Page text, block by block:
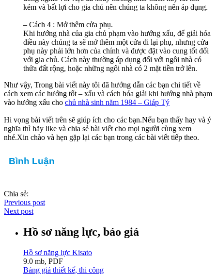
kém và bất lợi cho gia chủ nên chúng ta không nên áp dụng.
– Cách 4 : Mở thêm cửa phụ.
Khi hướng nhà của gia chủ phạm vào hướng xấu, để giải hóa
điều này chúng ta sẽ mở thêm một cửa đi lại phụ, nhưng cửa
phụ này phải lớn hơn của chính và được đặt vào cung tốt đối
với gia chủ. Cách này thường áp dụng đối với ngôi nhà có
thửa đất rộng, hoặc những ngôi nhà có 2 mặt tiền trở lên.
Như vậy, Trong bài viết này tôi đã hướng dẫn các bạn chi tiết về
cách xem các hướng tốt – xấu và cách hóa giải khi hướng nhà phạm
vào hướng xấu cho chủ nhà sinh năm 1984 – Giáp Tý
Hi vọng bài viết trên sẽ giúp ích cho các bạn.Nếu bạn thấy hay và ý
nghĩa thì hãy like và chia sẻ bài viết cho mọi người cùng xem
nhé. Xin chào và hẹn gặp lại các bạn trong các bài viết tiếp theo.
Bình Luận
Chia sẻ:
Previous post
Next post
Hồ sơ năng lực, báo giá
Hồ sơ năng lực Kisato
9.0 mb, PDF
Bảng giá thiết kế, thi công